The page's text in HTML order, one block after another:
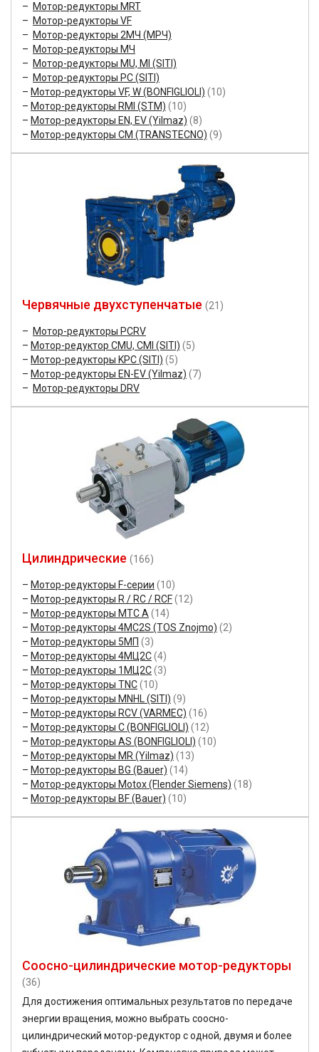
Мотор-редукторы MRT
Мотор-редукторы VF
Мотор-редукторы 2МЧ (МРЧ)
Мотор-редукторы МЧ
Мотор-редукторы MU, MI (SITI)
Мотор-редукторы PC (SITI)
Мотор-редукторы VF, W (BONFIGLIOLI) (10)
Мотор-редукторы RMI (STM) (10)
Мотор-редукторы EN, EV (Yilmaz) (8)
Мотор-редукторы CM (TRANSTECNO) (9)
Червячные двухступенчатые (21)
Мотор-редукторы PCRV
Мотор-редуктор CMU, CMI (SITI) (5)
Мотор-редукторы KPC (SITI) (5)
Мотор-редукторы EN-EV (Yilmaz) (7)
Мотор-редукторы DRV
Цилиндрические (166)
Мотор-редукторы F-серии (10)
Мотор-редукторы R / RC / RCF(12)
Мотор-редукторы MTC A (14)
Мотор-редукторы 4MC2S (TOS Znojmo) (2)
Мотор-редукторы 5МП (3)
Мотор-редукторы 4МЦ2С(4)
Мотор-редукторы 1МЦ2С(3)
Мотор-редукторы TNC(10)
Мотор-редукторы MNHL (SITI) (9)
Мотор-редукторы RCV (VARMEC) (16)
Мотор-редукторы C (BONFIGLIOLI) (12)
Мотор-редукторы AS (BONFIGLIOLI) (10)
Мотор-редукторы MR (Yilmaz) (13)
Мотор-редукторы BG (Bauer) (14)
Мотор-редукторы Motox (Flender Siemens) (18)
Мотор-редукторы BF (Bauer) (10)
Соосно-цилиндрические мотор-редукторы
(36)
Для достижения оптимальных результатов по передаче
энергии вращения, можно выбрать соосно-
цилиндрический мотор-редуктор с одной, двумя и более